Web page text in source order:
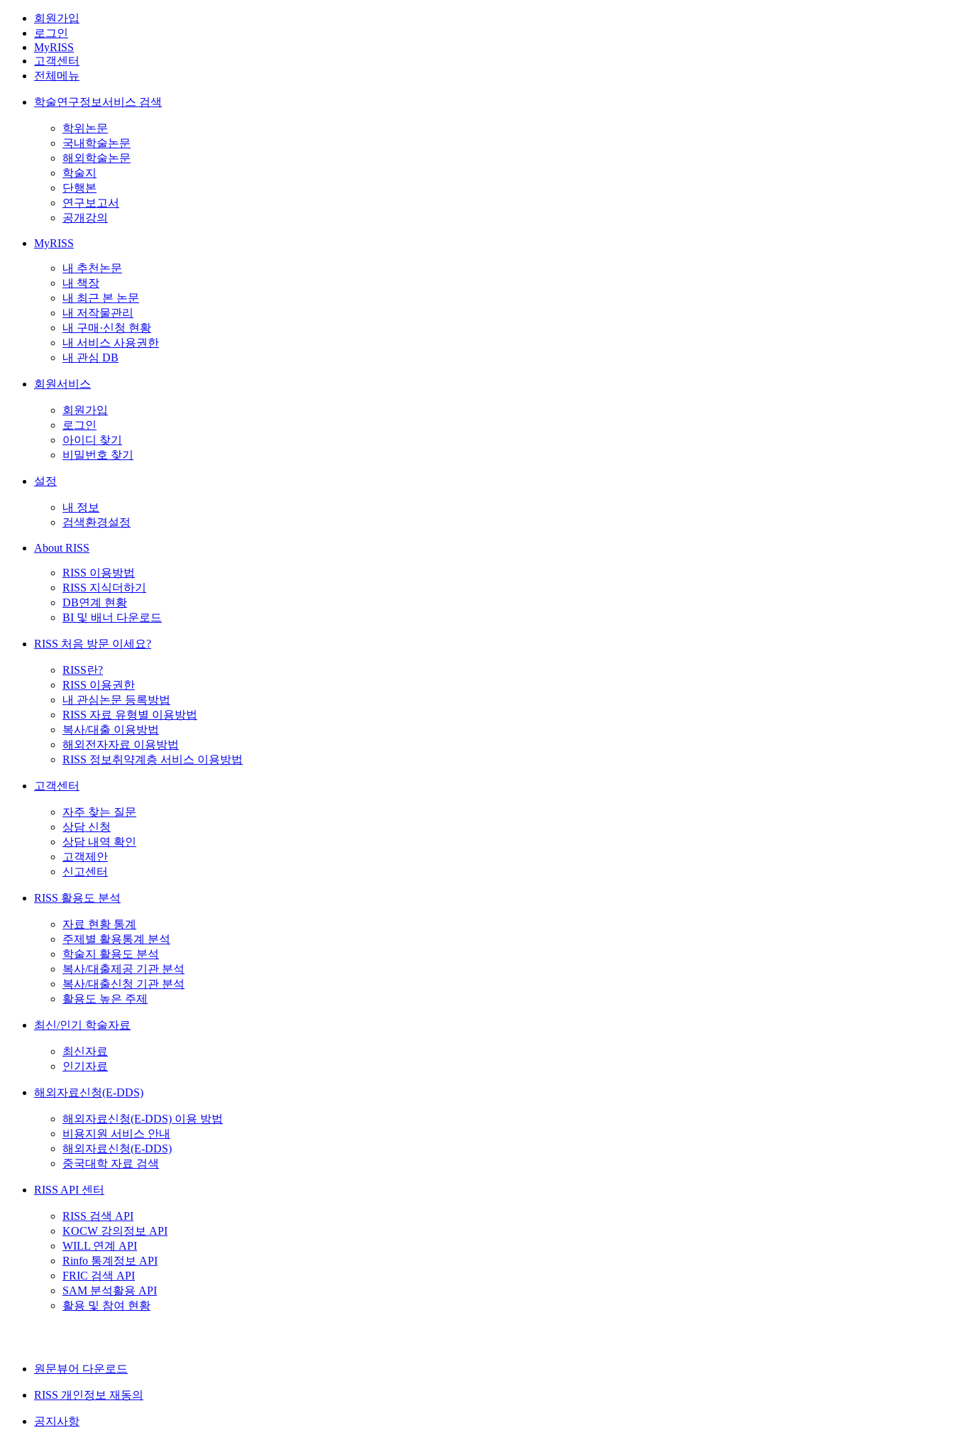
회원가입
로그인
MyRISS
고객센터
전체메뉴
학술연구정보서비스 검색
학위논문
국내학술논문
해외학술논문
학술지
단행본
연구보고서
공개강의
MyRISS
내 추천논문
내 책장
내 최근 본 논문
내 저작물관리
내 구매·신청 현황
내 서비스 사용권한
내 관심 DB
회원서비스
회원가입
로그인
아이디 찾기
비밀번호 찾기
설정
내 정보
검색환경설정
About RISS
RISS 이용방법
RISS 지식더하기
DB연계 현황
BI 및 배너 다운로드
RISS 처음 방문 이세요?
RISS란?
RISS 이용권한
내 관심논문 등록방법
RISS 자료 유형별 이용방법
복사/대출 이용방법
해외전자자료 이용방법
RISS 정보취약계층 서비스 이용방법
고객센터
자주 찾는 질문
상담 신청
상담 내역 확인
고객제안
신고센터
RISS 활용도 분석
자료 현황 통계
주제별 활용통계 분석
학술지 활용도 분석
복사/대출제공 기관 분석
복사/대출신청 기관 분석
활용도 높은 주제
최신/인기 학술자료
최신자료
인기자료
해외자료신청(E-DDS)
해외자료신청(E-DDS) 이용 방법
비용지원 서비스 안내
해외자료신청(E-DDS)
중국대학 자료 검색
RISS API 센터
RISS 검색 API
KOCW 강의정보 API
WILL 연계 API
Rinfo 통계정보 API
FRIC 검색 API
SAM 분석활용 API
활용 및 참여 현황
원문뷰어 다운로드
RISS 개인정보 재동의
공지사항